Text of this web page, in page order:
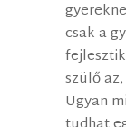
csak a
szülő
Ugyan